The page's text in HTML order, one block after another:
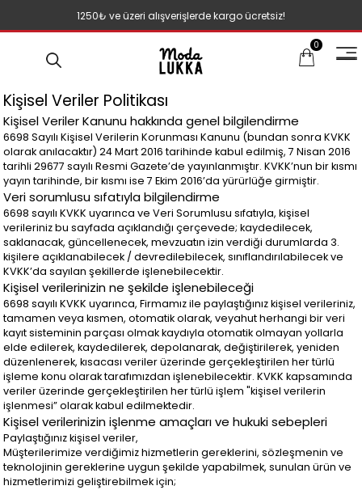
1250₺ ve üzeri alışverişlerde kargo ücretsiz!
0
Kişisel Veriler Politikası
Kişisel Veriler Kanunu hakkında genel bilgilendirme
6698 Sayılı Kişisel Verilerin Korunması Kanunu (bundan sonra KVKK
olarak anılacaktır) 24 Mart 2016 tarihinde kabul edilmiş, 7 Nisan 2016
tarihli 29677 sayılı Resmi Gazete’de yayınlanmıştır. KVKK’nun bir kısmı
yayın tarihinde, bir kısmı ise 7 Ekim 2016’da yürürlüğe girmiştir.
Veri sorumlusu sıfatıyla bilgilendirme
6698 sayılı KVKK uyarınca ve Veri Sorumlusu sıfatıyla, kişisel
verileriniz bu sayfada açıklandığı çerçevede; kaydedilecek,
saklanacak, güncellenecek, mevzuatın izin verdiği durumlarda 3.
kişilere açıklanabilecek / devredilebilecek, sınıflandırılabilecek ve
KVKK’da sayılan şekillerde işlenebilecektir.
Kişisel verilerinizin ne şekilde işlenebileceği
6698 sayılı KVKK uyarınca, Firmamız ile paylaştığınız kişisel verileriniz,
tamamen veya kısmen, otomatik olarak, veyahut herhangi bir veri
kayıt sisteminin parçası olmak kaydıyla otomatik olmayan yollarla
elde edilerek, kaydedilerek, depolanarak, değiştirilerek, yeniden
düzenlenerek, kısacası veriler üzerinde gerçekleştirilen her türlü
işleme konu olarak tarafımızdan işlenebilecektir. KVKK kapsamında
veriler üzerinde gerçekleştirilen her türlü işlem "kişisel verilerin
işlenmesi” olarak kabul edilmektedir.
Kişisel verilerinizin işlenme amaçları ve hukuki sebepleri
Paylaştığınız kişisel veriler,
Müşterilerimize verdiğimiz hizmetlerin gereklerini, sözleşmenin ve
teknolojinin gereklerine uygun şekilde yapabilmek, sunulan ürün ve
hizmetlerimizi geliştirebilmek için;